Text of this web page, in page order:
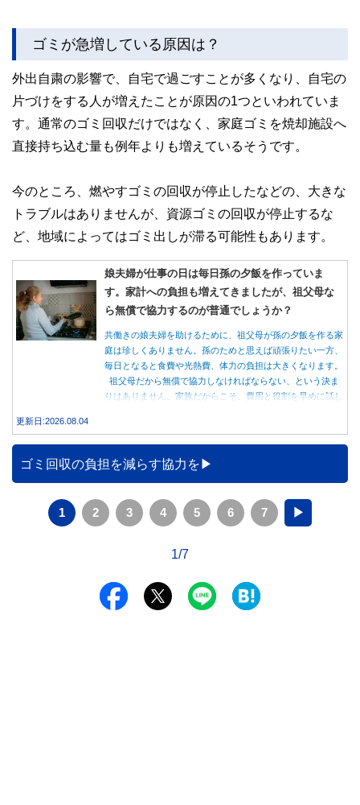
ゴミが急増している原因は？
外出自粛の影響で、自宅で過ごすことが多くなり、自宅の
片づけをする人が増えたことが原因の1つといわれていま
す。通常のゴミ回収だけではなく、家庭ゴミを焼却施設へ
直接持ち込む量も例年よりも増えているそうです。
今のところ、燃やすゴミの回収が停止したなどの、大きな
トラブルはありませんが、資源ゴミの回収が停止するな
ど、地域によってはゴミ出しが滞る可能性もあります。
娘夫婦が仕事の日は毎日孫の夕飯を作っていま
す。家計への負担も増えてきましたが、祖父母な
ら無償で協力するのが普通でしょうか？
共働きの娘夫婦を助けるために、祖父母が孫の夕飯を作る家
庭は珍しくありません。孫のためと思えば頑張りたい一方、
毎日となると食費や光熱費、体力の負担は大きくなります。
祖父母だから無償で協力しなければならない、という決ま
りはありません。家族だからこそ、費用と役割を早めに話し
更新日:2026.08.04
ゴミ回収の負担を減らす協力を
1 2 3 4 5 6 7 ▶
1/7